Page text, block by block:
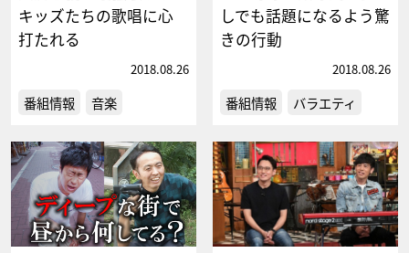
キッズたちの歌唱に心
打たれる
2018.08.26
番組情報 音楽
しでも話題になるよう驚
きの行動
2018.08.26
番組情報 バラエティ